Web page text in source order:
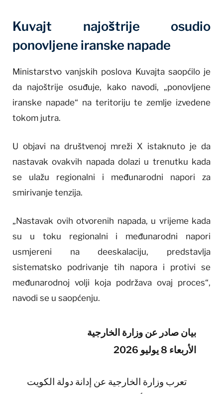
Kuvajt najoštrije osudio
ponovljene iranske napade
Ministarstvo vanjskih poslova Kuvajta saopćilo je
da najoštrije osuđuje, kako navodi, „ponovljene
iranske napade“ na teritoriju te zemlje izvedene
tokom jutra.
U objavi na društvenoj mreži X istaknuto je da
nastavak ovakvih napada dolazi u trenutku kada
se ulažu regionalni i međunarodni napori za
smirivanje tenzija.
„Nastavak ovih otvorenih napada, u vrijeme kada
su u toku regionalni i međunarodni napori
usmjereni na deeskalaciju, predstavlja
sistematsko podrivanje tih napora i protivi se
međunarodnoj volji koja podržava ovaj proces“,
navodi se u saopćenju.
بيان صادر عن وزارة الخارجية
الأربعاء 8 يوليو 2026
تعرب وزارة الخارجية عن إدانة دولة الكويت